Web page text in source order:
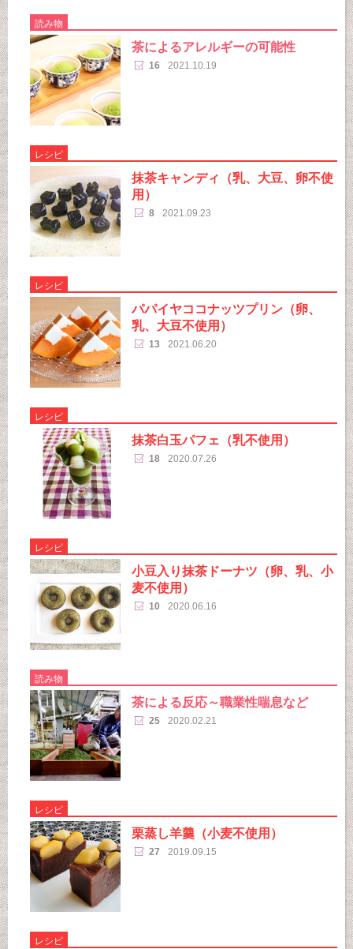
読み物
茶によるアレルギーの可能性
16 2021.10.19
レシピ
抹茶キャンディ（乳、大豆、卵不使
用）
8 2021.09.23
レシピ
パパイヤココナッツプリン（卵、
乳、大豆不使用）
13 2021.06.20
レシピ
抹茶白玉パフェ（乳不使用）
18 2020.07.26
レシピ
小豆入り抹茶ドーナツ（卵、乳、小
麦不使用）
10 2020.06.16
読み物
茶による反応～職業性喘息など
25 2020.02.21
レシピ
栗蒸し羊羹（小麦不使用）
27 2019.09.15
レシピ